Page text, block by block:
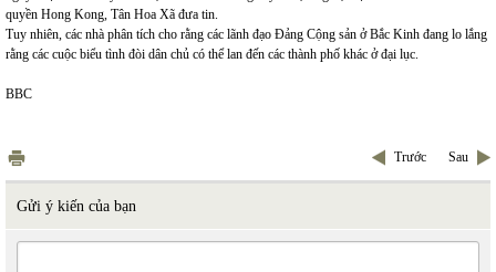
quyền Hong Kong, Tân Hoa Xã đưa tin.
Tuy nhiên, các nhà phân tích cho rằng các lãnh đạo Đảng Cộng sản ở Bắc Kinh đang lo lắng
rằng các cuộc biểu tình đòi dân chủ có thể lan đến các thành phố khác ở đại lục.
BBC
Trước Sau
Gửi ý kiến của bạn